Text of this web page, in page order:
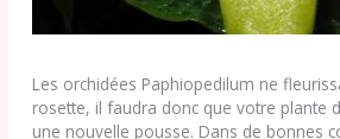
Les orchidées Paphiopedilum ne
rosette, il faudra donc que votre plante
une nouvelle pousse. Dans de bonnes